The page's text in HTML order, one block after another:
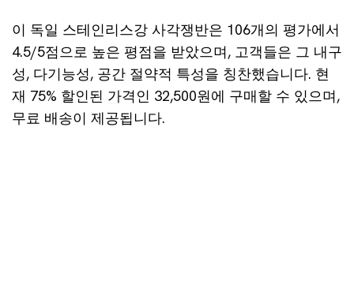
이 독일 스테인리스강 사각쟁반은 106개의 평가에서
4.5/5점으로 높은 평점을 받았으며, 고객들은 그 내구
성, 다기능성, 공간 절약적 특성을 칭찬했습니다. 현
재 75% 할인된 가격인 32,500원에 구매할 수 있으며,
무료 배송이 제공됩니다.